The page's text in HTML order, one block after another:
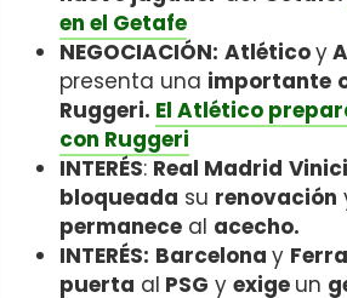
en el Getafe
NEGOCIACIÓN: Atléticoy
presenta una importante
Ruggeri. El Atlético
con Ruggeri
INTERÉS: Real Madrid
bloqueada su renovación
permanece al acecho.
INTERÉS: Barcelona y
puerta al PSG y exige un